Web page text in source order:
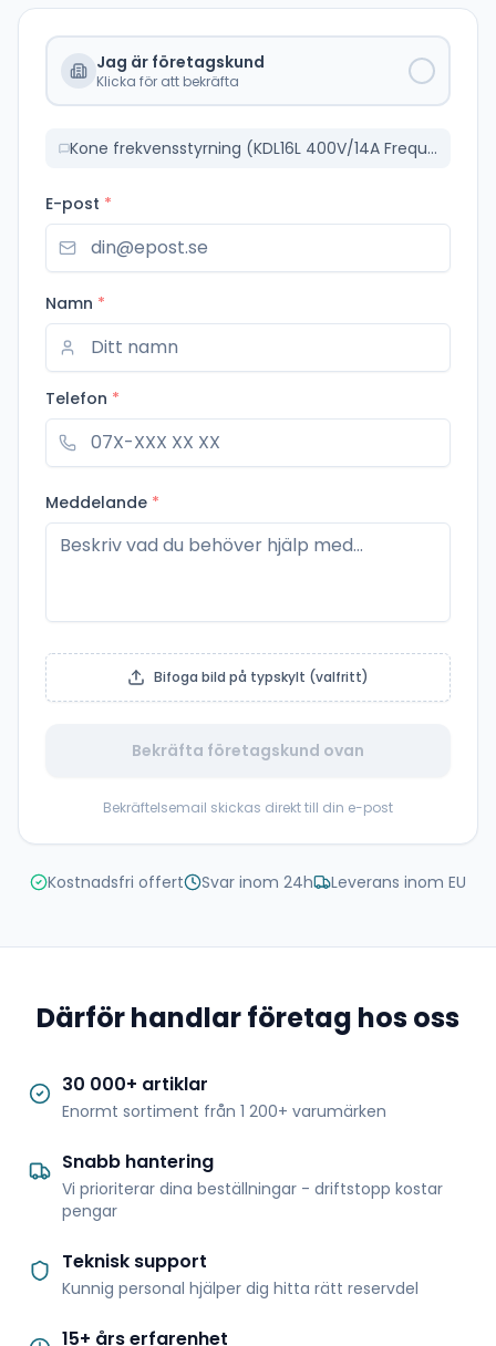
Jag är företagskund
Klicka för att bekräfta
Kone frekvensstyrning (KDL16L 400V/14A Frequency Converter KM953503G22)
E-post *
Namn *
Telefon *
Meddelande *
Bifoga bild på typskylt (valfritt)
Bekräfta företagskund ovan
Bekräftelsemail skickas direkt till din e-post
Kostnadsfri offert Svar inom 24h Leverans inom EU
Därför handlar företag hos oss
30 000+ artiklar
Enormt sortiment från 1 200+ varumärken
Snabb hantering
Vi prioriterar dina beställningar - driftstopp kostar
pengar
Teknisk support
Kunnig personal hjälper dig hitta rätt reservdel
15+ års erfarenhet